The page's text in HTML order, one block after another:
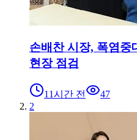
손배찬 시장, 폭염중
현장 점검
11시간 전
47
2